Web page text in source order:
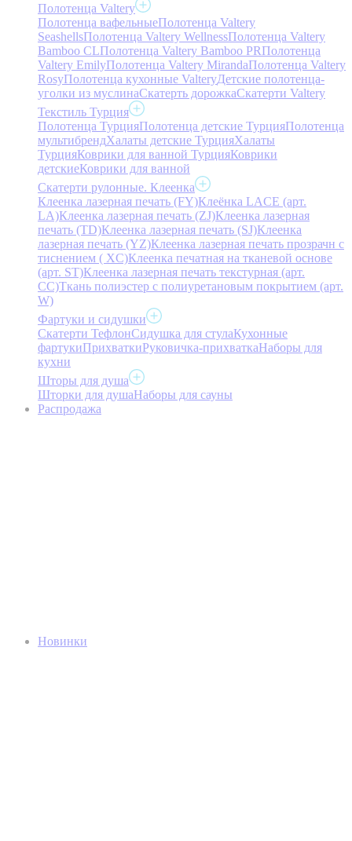
Полотенца Valtery
Полотенца вафельныеПолотенца Valtery
SeashellsПолотенца Valtery WellnessПолотенца Valtery
Bamboo CLПолотенца Valtery Bamboo PRПолотенца
Valtery EmilyПолотенца Valtery MirandaПолотенца Valtery
RosyПолотенца кухонные ValteryДетские полотенца-
уголки из муслинаСкатерть дорожкаСкатерти Valtery
Текстиль Турция
Полотенца ТурцияПолотенца детские ТурцияПолотенца
мультибрендХалаты детские ТурцияХалаты
ТурцияКоврики для ванной ТурцияКоврики
детскиеКоврики для ванной
Скатерти рулонные. Клеенка
Клеенка лазерная печать (FY)Клеёнка LACE (арт.
LA)Клеенка лазерная печать (ZJ)Клеенка лазерная
печать (TD)Клеенка лазерная печать (SJ)Клеенка
лазерная печать (YZ)Клеенка лазерная печать прозрачн с
тиснением ( XC)Клеенка печатная на тканевой основе
(арт. ST)Клеенка лазерная печать текстурная (арт.
CC)Ткань полиэстер с полиуретановым покрытием (арт.
W)
Фартуки и сидушки
Скатерти ТефлонСидушка для стулаКухонные
фартукиПрихваткиРуковичка-прихваткаНаборы для
кухни
Шторы для душа
Шторки для душаНаборы для сауны
Распродажа
Новинки